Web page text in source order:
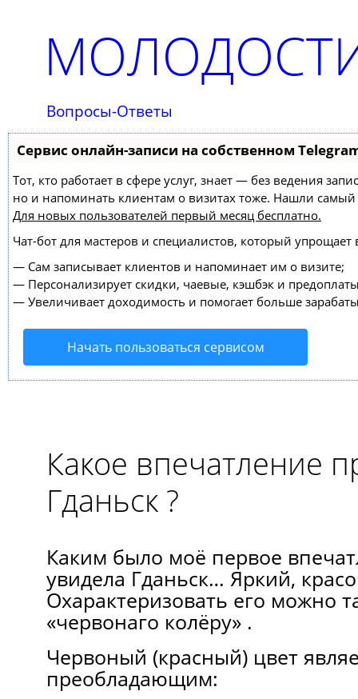
Вопросы-Ответы
Сервис онлайн-записи на собственном
Тот, кто работает в сфере услуг, знает — без ведения
но и напоминать клиентам о визитах тоже. Нашли
Для новых пользователей первый месяц бесплатно.
Чат-бот для мастеров и специалистов, который упрощает
— Сам записывает клиентов и напоминает им о визите;
— Персонализирует скидки, чаевые, кэшбэк и
— Увеличивает доходимость и помогает больше
Начать пользоваться сервисом
Какое впечатление
Гданьск ?
Каким было моё первое
увидела Гданьск… Яркий,
Охарактеризовать его можно
«червонаго колёру» .
Червоный (красный) цвет
преобладающим: